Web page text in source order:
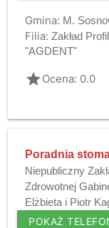
Gmina: M.
Filia: Zakład
"AGDENT"
gradeOcena: 0.0
Poradnia
Niepubliczny
Zdrowotnej
Elżbieta i Piotr
POKAŻ